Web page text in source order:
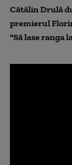
Cătălin Drulă
premierul
"Să lase ranga